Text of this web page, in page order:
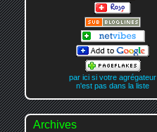
par ici si votre agrégateur
n'est pas dans la liste
Archives